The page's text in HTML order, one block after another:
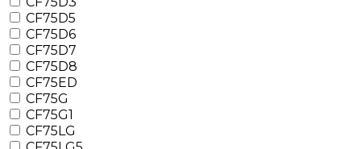
CF75D5
CF75D6
CF75D7
CF75D8
CF75ED
CF75G
CF75G1
CF75LG